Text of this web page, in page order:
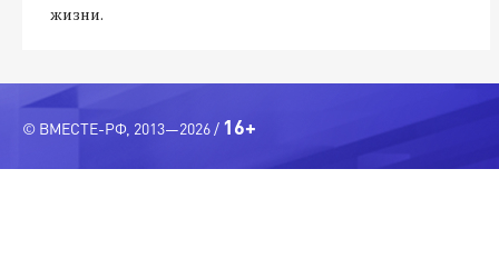
жизни.
© ВМЕСТЕ-РФ, 2013—2026 / 16+